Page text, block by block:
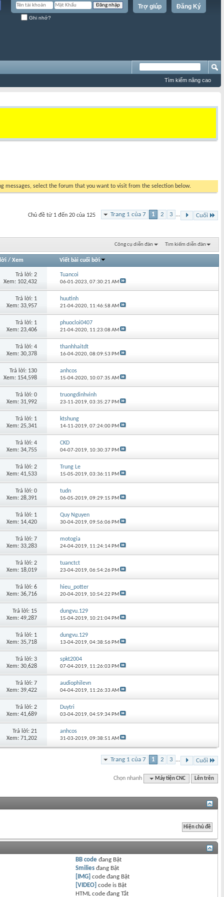
Đăng Ký
Trợ giúp
Ghi nhớ?
Tìm kiếm nâng cao
messages, select the forum that you want to visit from the selection below.
Trang 1 của 7 1 2 3 ... Cuối
Chủ đề từ 1 đến 20 của 125
Công cụ diễn đàn Tìm kiếm diễn đàn
/ Xem Viết bài cuối bởi
Trả lời: 2
Xem: 102,432
Tuancoi
06-01-2023,07:30:21 AM
Trả lời: 1
Xem: 33,957
huutinh
21-04-2020, 11:46:58 AM
Trả lời: 1
Xem: 23,406
phuocloi0407
21-04-2020, 11:23:08 AM
Trả lời: 4
Xem: 30,378
thanhhaitdt
16-04-2020,08:09:53 PM
Trả lời: 130
Xem: 154,598
anhcos
15-04-2020, 10:07:35 AM
Trả lời: 0
Xem: 31,992
truongdinhvinh
23-11-2019,03:35:27 PM
Trả lời: 1
Xem: 25,341
ktshung
14-11-2019,07:24:00 PM
Trả lời: 4
Xem: 34,755
CKD
04-07-2019, 10:30:37 PM
Trả lời: 2
Xem: 41,533
Trung Le
15-05-2019,03:36:11 PM
Trả lời: 0
Xem: 28,391
tudn
06-05-2019,09:29:15 PM
Trả lời: 1
Xem: 14,420
Quy Nguyen
30-04-2019,09:56:06 PM
Trả lời: 7
Xem: 33,283
motogia
24-04-2019, 11:24:14 PM
Trả lời: 2
Xem: 18,019
tuanctct
23-04-2019,06:54:26 PM
Trả lời: 6
Xem: 36,716
hieu_potter
20-04-2019, 10:54:22 PM
Trả lời: 15
Xem: 49,287
dungvu.129
15-04-2019, 10:21:04 PM
Trả lời: 1
Xem: 35,718
dungvu.129
13-04-2019,04:38:56 PM
Trả lời: 3
Xem: 30,628
spkt2004
07-04-2019, 11:26:03 PM
Trả lời: 7
Xem: 39,422
audiophilevn
04-04-2019, 11:26:33 AM
Trả lời: 2
Xem: 41,689
Duytri
03-04-2019,04:59:34 PM
Trả lời: 21
Xem: 71,202
anhcos
31-03-2019,09:38:51 AM
Trang 1 của 7 1 2 3 ... Cuối
Chọn nhanh Máy tiện CNC Lên trên
BB code đang Bật
Smilies đang Bật
[IMG] code đang Bật
[VIDEO] code is Bật
HTML code đangTắt